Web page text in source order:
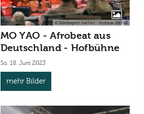
© Domkapitel Aachen - Andreas Steindl
MO YAO - Afrobeat aus
Deutschland - Hofbühne
So. 18. Juni 2023
mehr Bilder